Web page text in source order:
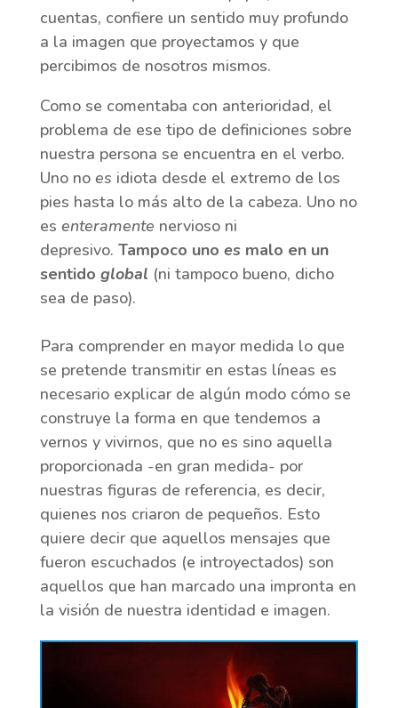
cuentas, confiere un sentido muy profundo
a la imagen que proyectamos y que
percibimos de nosotros mismos.
Como se comentaba con anterioridad, el
problema de ese tipo de definiciones sobre
nuestra persona se encuentra en el verbo.
Uno no es idiota desde el extremo de los
pies hasta lo más alto de la cabeza. Uno no
es enteramente nervioso ni
depresivo. Tampoco uno es malo en un
sentido global (ni tampoco bueno, dicho
sea de paso).
Para comprender en mayor medida lo que
se pretende transmitir en estas líneas es
necesario explicar de algún modo cómo se
construye la forma en que tendemos a
vernos y vivirnos, que no es sino aquella
proporcionada -en gran medida- por
nuestras figuras de referencia, es decir,
quienes nos criaron de pequeños. Esto
quiere decir que aquellos mensajes que
fueron escuchados (e introyectados) son
aquellos que han marcado una impronta en
la visión de nuestra identidad e imagen.